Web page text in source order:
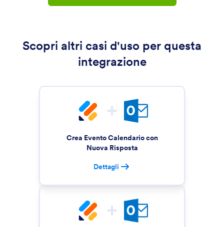
Scopri altri casi d'uso per questa
integrazione
Crea Evento Calendario con
Nuova Risposta
Dettagli